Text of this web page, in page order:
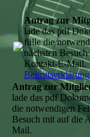
Antrag zur
lade das pdf
fülle die
nächsten
Kontakt-E-Mail.
Antrag zur
lade das pdf
die notwendigen
Besuch mit auf die
Mail.